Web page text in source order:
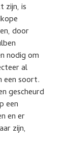
zijn, is
door
nodig om
al
een soort.
gescheurd
een
en er
zijn,